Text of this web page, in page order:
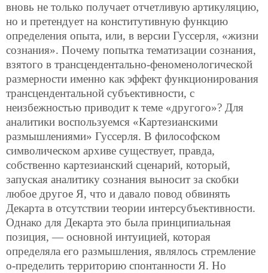
вновь не только получает отчетливую артикуляцию,
но и претендует на конститутивную функцию
определения опыта, или, в версии Гуссерля, «жизни
сознания». Почему попытка тематизации сознания,
взятого в трансцендентально-феноменологической
размерности именно как эффект функционирования
трансцендентальной субъективности, с
неизбежностью приводит к теме «другого»? Для
аналитики воспользуемся «Картезианскими
размышлениями» Гуссерля. В философском
символическом архиве существует, правда,
собственно картезианский сценарий, который,
запуская аналитику сознания выносит за скобки
любое другое Я, что и давало повод обвинять
Декарта в отсутствии теории интерсубъективности.
Однако для Декарта это была принципиальная
позиция, — основной интуицией, которая
определяла его размышления, являлось стремление
о-пределить территорию спонтанности Я. Но